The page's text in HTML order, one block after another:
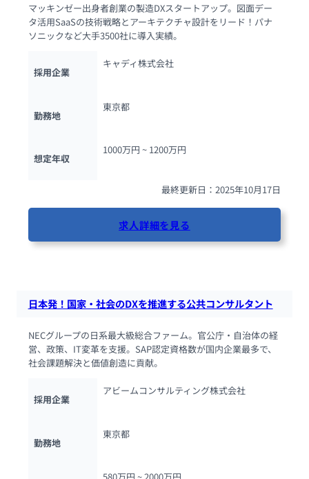
マッキンゼー出身者創業の製造DXスタートアップ。図面デー
タ活用SaaSの技術戦略とアーキテクチャ設計をリード！パナ
ソニックなど大手3500社に導入実績。
採用企業
キャディ株式会社
勤務地
東京都
想定年収
1000万円 ~ 1200万円
最終更新日：2025年10月17日
求人詳細を見る
日本発！国家・社会のDXを推進する公共コンサルタント
NECグループの日系最大級総合ファーム。官公庁・自治体の経
営、政策、IT変革を支援。SAP認定資格数が国内企業最多で、
社会課題解決と価値創造に貢献。
採用企業
アビームコンサルティング株式会社
勤務地
東京都